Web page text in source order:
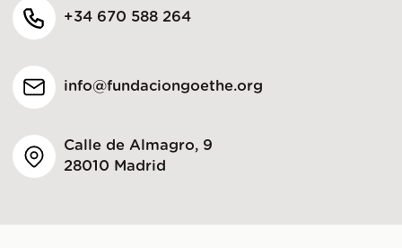
+34 670 588 264
info@fundaciongoethe.org
Calle de Almagro, 9
28010 Madrid